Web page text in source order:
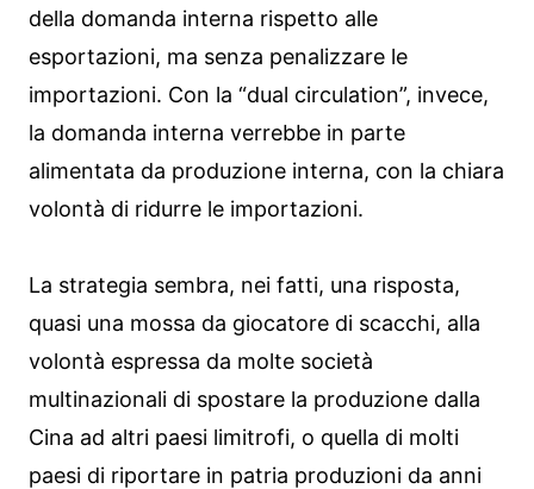
della domanda interna rispetto alle
esportazioni, ma senza penalizzare le
importazioni. Con la “dual circulation”, invece,
la domanda interna verrebbe in parte
alimentata da produzione interna, con la chiara
volontà di ridurre le importazioni.
La strategia sembra, nei fatti, una risposta,
quasi una mossa da giocatore di scacchi, alla
volontà espressa da molte società
multinazionali di spostare la produzione dalla
Cina ad altri paesi limitrofi, o quella di molti
paesi di riportare in patria produzioni da anni